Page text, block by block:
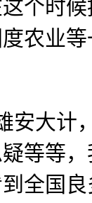
个时
农业
安大计
等等
全国